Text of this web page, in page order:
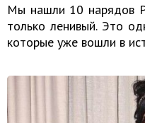
Мы нашли 10 нарядов
только ленивый. Это
которые уже вошли в